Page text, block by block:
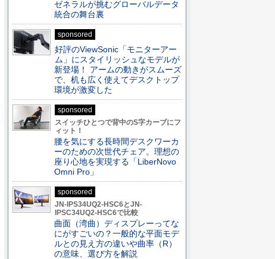
ゼネラルが挑むグローバルデータ
統合の舞台裏
sponsored
好評のViewSonic「モニターアー
ム」にスタイリッシュなモデルが
新登場！ アームの動きがスムーズ
で、机も広く使えてデスクトップ
環境が激変した
sponsored
スイッチひとつで背中のS字カーブにフ
ィット！
腰を気にする長時間デスクワーカ
ーのための次世代チェア。理想の
座り心地を実現する「LiberNovo
Omni Pro」
sponsored
JN-IPS34UQ2-HSC6とJN-
IPSC34UQ2-HSC6で比較
曲面（湾曲）ディスプレーってな
にがすごいの？一般的な平面モデ
ルとの見え方の違いや曲率（R）
の意味、選び方を解説